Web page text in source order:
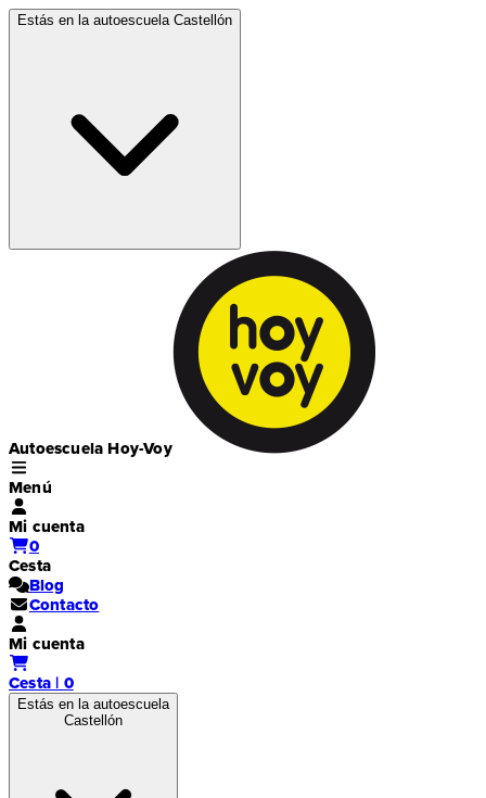
Estás en la autoescuela Castellón
Autoescuela Hoy-Voy
Menú
Mi cuenta
0
Cesta
Blog
Contacto
Mi cuenta
Cesta | 0
Estás en la autoescuela
Castellón